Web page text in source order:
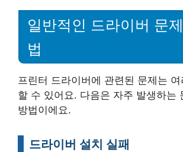
일반적인 드라이버 문
법
프린터 드라이버에 관련된 문제는
할 수 있어요. 다음은 자주 발생하는
방법이에요.
드라이버 설치 실패